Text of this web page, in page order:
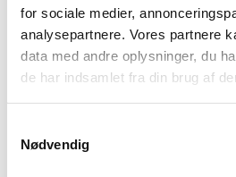
for sociale medier,
analysepartnere. Vores partnere
data med andre oplysninger, du
de har indsamlet fra din brug af
Nødvendig